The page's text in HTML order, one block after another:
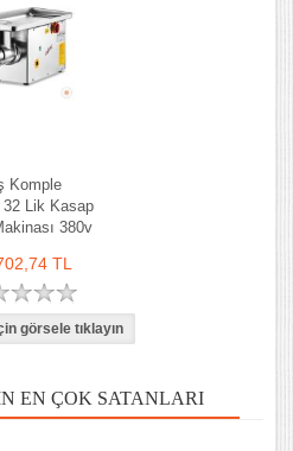
Komple
Lik Kasap
380v
TL
EN ÇOK SATANLARI